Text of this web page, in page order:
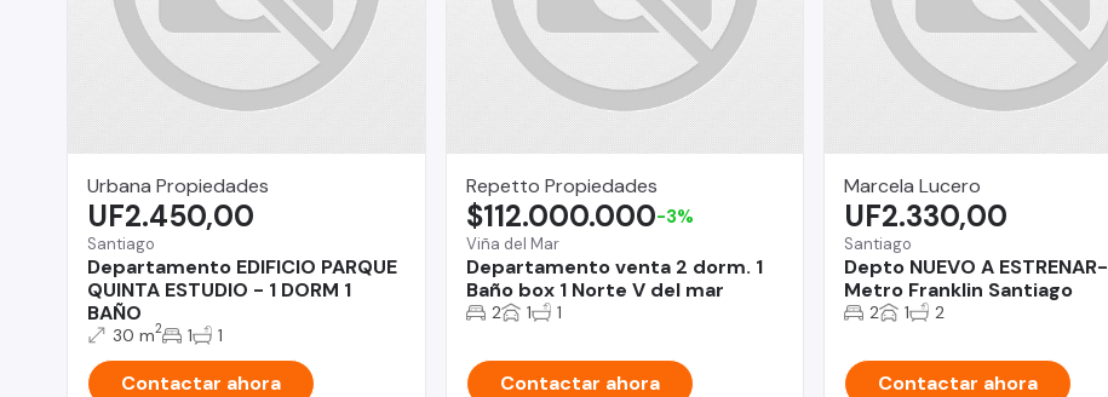
Urbana Propiedades
Santiago
Departamento EDIFICIO PARQUE
QUINTA ESTUDIO - 1 DORM 1
BAÑO
UF2.450,00
30 m2 1 1
Contactar ahora
Repetto Propiedades
Viña del Mar
Departamento venta 2 dorm. 1
Baño box 1 Norte V del mar
$112.000.000-3%
2 1 1
Contactar ahora
Marcela Lucero
Santiago
Depto NUEVO A ESTRENAR-
Metro Franklin Santiago
UF2.330,00
2 1 2
Contactar ahora